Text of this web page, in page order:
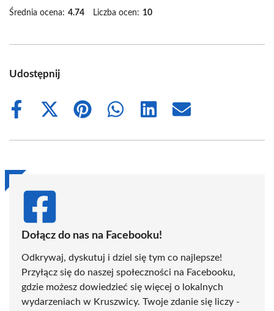
Średnia ocena: 4.74 Liczba ocen: 10
Udostępnij
Share
Share
(Twitter)
Share
Share
Share
Share
Dołącz do nas na Facebooku!
Odkrywaj, dyskutuj i dziel się tym co najlepsze!
Przyłącz się do naszej społeczności na Facebooku,
gdzie możesz dowiedzieć się więcej o lokalnych
wydarzeniach w Kruszwicy. Twoje zdanie się liczy -